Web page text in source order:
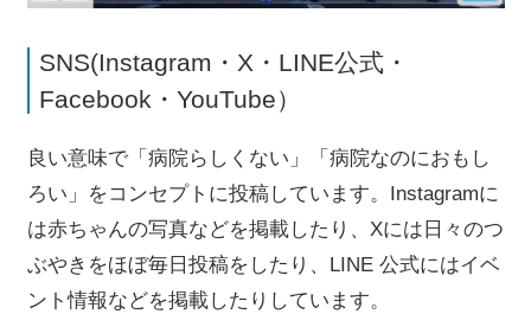
SNS(Instagram・X・LINE公式・
Facebook・YouTube）
良い意味で「病院らしくない」「病院なのにおもし
ろい」をコンセプトに投稿しています。Instagramに
は赤ちゃんの写真などを掲載したり、Xには日々のつ
ぶやきをほぼ毎日投稿をしたり、LINE 公式にはイベ
ント情報などを掲載したりしています。